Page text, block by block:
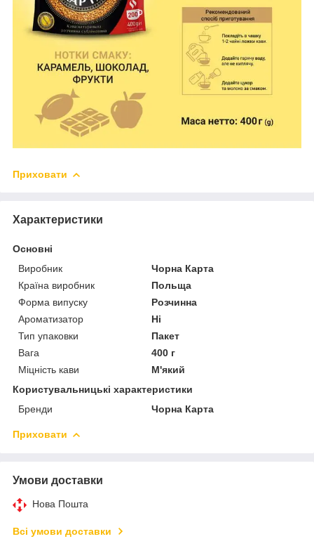
Приховати
Характеристики
Основні
Виробник
Чорна Карта
Країна виробник
Польща
Форма випуску
Розчинна
Ароматизатор
Ні
Тип упаковки
Пакет
Вага
400 г
Міцність кави
М'який
Користувальницькі характеристики
Бренди
Чорна Карта
Приховати
Умови доставки
Нова Пошта
Всі умови доставки